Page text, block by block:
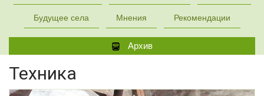
Будущее села Мнения Рекомендации
Архив
Техника